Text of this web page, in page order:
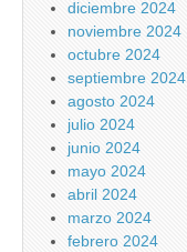
diciembre 2024
noviembre 2024
octubre 2024
septiembre 2024
agosto 2024
julio 2024
junio 2024
mayo 2024
abril 2024
marzo 2024
febrero 2024